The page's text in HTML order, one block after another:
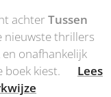
achterTussen
nieuwste thrillers
onafhankelijk
kiest.👉 Lees